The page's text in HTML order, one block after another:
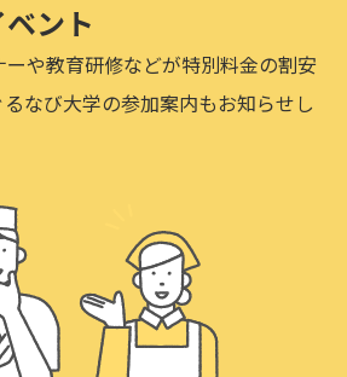
ント
や教育研修などが特別料金の割安
なび大学の参加案内もお知らせし